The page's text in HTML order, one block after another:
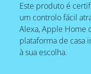
Este produto é
um controlo fácil
Alexa, Apple Home
plataforma de casa
à sua escolha.